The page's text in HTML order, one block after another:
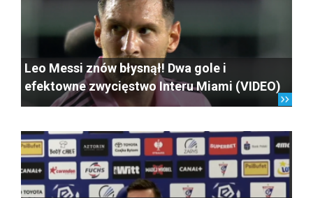
Leo Messi znów błysnął! Dwa gole i
efektowne zwycięstwo Interu Miami (VIDEO)